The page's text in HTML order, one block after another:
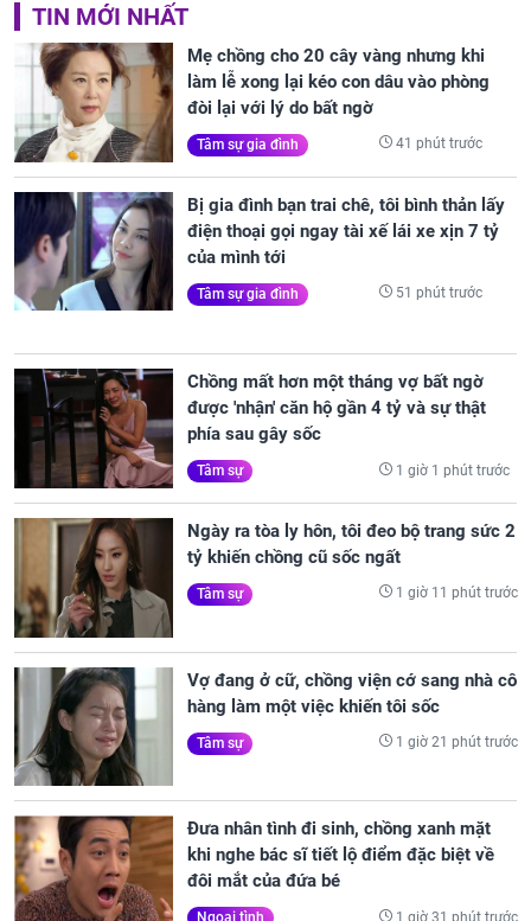
TIN MỚI NHẤT
Mẹ chồng cho 20 cây vàng nhưng khi
làm lễ xong lại kéo con dâu vào phòng
đòi lại với lý do bất ngờ
Tâm sự gia đình 41 phút trước
Bị gia đình bạn trai chê, tôi bình thản lấy
điện thoại gọi ngay tài xế lái xe xịn 7 tỷ
của mình tới
Tâm sự gia đình 51 phút trước
Chồng mất hơn một tháng vợ bất ngờ
được 'nhận' căn hộ gần 4 tỷ và sự thật
phía sau gây sốc
Tâm sự 1 giờ 1 phút trước
Ngày ra tòa ly hôn, tôi đeo bộ trang sức 2
tỷ khiến chồng cũ sốc ngất
Tâm sự 1 giờ 11 phút trước
Vợ đang ở cữ, chồng viện cớ sang nhà cô
hàng làm một việc khiến tôi sốc
Tâm sự 1 giờ 21 phút trước
Đưa nhân tình đi sinh, chồng xanh mặt
khi nghe bác sĩ tiết lộ điểm đặc biệt về
đôi mắt của đứa bé
1 giờ 31 phút trước